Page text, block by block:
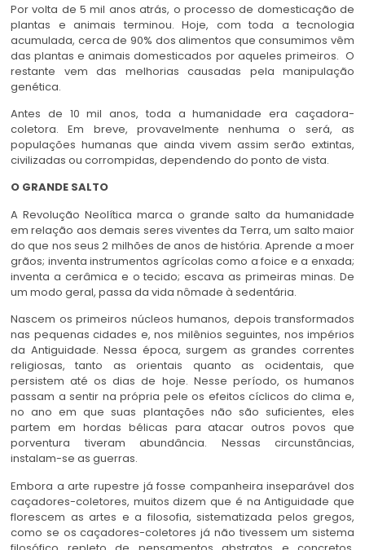
Por volta de 5 mil anos atrás, o processo de domesticação de
plantas e animais terminou. Hoje, com toda a tecnologia
acumulada, cerca de 90% dos alimentos que consumimos vêm
das plantas e animais domesticados por aqueles primeiros. O
restante vem das melhorias causadas pela manipulação
genética.
Antes de 10 mil anos, toda a humanidade era caçadora-
coletora. Em breve, provavelmente nenhuma o será, as
populações humanas que ainda vivem assim serão extintas,
civilizadas ou corrompidas, dependendo do ponto de vista.
O GRANDE SALTO
A Revolução Neolítica marca o grande salto da humanidade
em relação aos demais seres viventes da Terra, um salto maior
do que nos seus 2 milhões de anos de história. Aprende a moer
grãos; inventa instrumentos agrícolas como a foice e a enxada;
inventa a cerâmica e o tecido; escava as primeiras minas. De
um modo geral, passa da vida nômade à sedentária.
Nascem os primeiros núcleos humanos, depois transformados
nas pequenas cidades e, nos milênios seguintes, nos impérios
da Antiguidade. Nessa época, surgem as grandes correntes
religiosas, tanto as orientais quanto as ocidentais, que
persistem até os dias de hoje. Nesse período, os humanos
passam a sentir na própria pele os efeitos cíclicos do clima e,
no ano em que suas plantações não são suficientes, eles
partem em hordas bélicas para atacar outros povos que
porventura tiveram abundância. Nessas circunstâncias,
instalam-se as guerras.
Embora a arte rupestre já fosse companheira inseparável dos
caçadores-coletores, muitos dizem que é na Antiguidade que
florescem as artes e a filosofia, sistematizada pelos gregos,
como se os caçadores-coletores já não tivessem um sistema